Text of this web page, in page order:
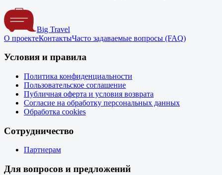
Big Travel
О проектеКонтактыЧасто задаваемые вопросы (FAQ)
Условия и правила
Политика конфиденциальности
Пользовательское соглашение
Публичная оферта и условия возврата
Согласие на обработку персональных данных
Обработка cookies
Сотрудничество
Партнерам
Для вопросов и предложений